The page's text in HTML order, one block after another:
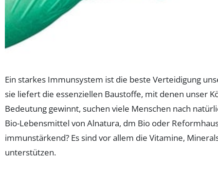
Ein starkes Immunsystem ist die beste Verteidigung
sie liefert die essenziellen Baustoffe, mit denen unser
Bedeutung gewinnt, suchen viele Menschen nach
Bio-Lebensmittel von Alnatura, dm Bio oder
immunstärkend? Es sind vor allem die Vitamine,
unterstützen.